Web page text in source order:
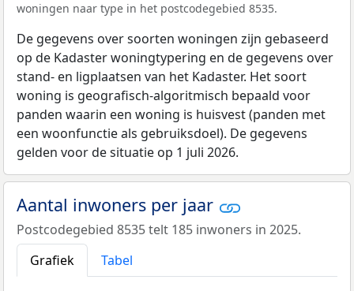
woningen naar type in het postcodegebied 8535.
De gegevens over soorten woningen zijn gebaseerd
op de Kadaster woningtypering en de gegevens over
stand- en ligplaatsen van het Kadaster. Het soort
woning is geografisch-algoritmisch bepaald voor
panden waarin een woning is huisvest (panden met
een woonfunctie als gebruiksdoel). De gegevens
gelden voor de situatie op 1 juli 2026.
Aantal inwoners per jaar
Postcodegebied 8535 telt 185 inwoners in 2025.
Grafiek
Tabel